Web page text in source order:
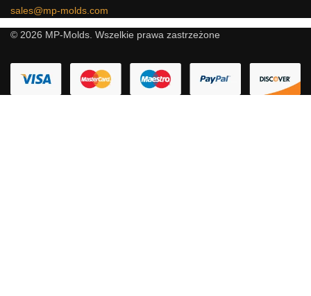
sales@mp-molds.com
© 2026 MP-Molds. Wszelkie prawa zastrzeżone